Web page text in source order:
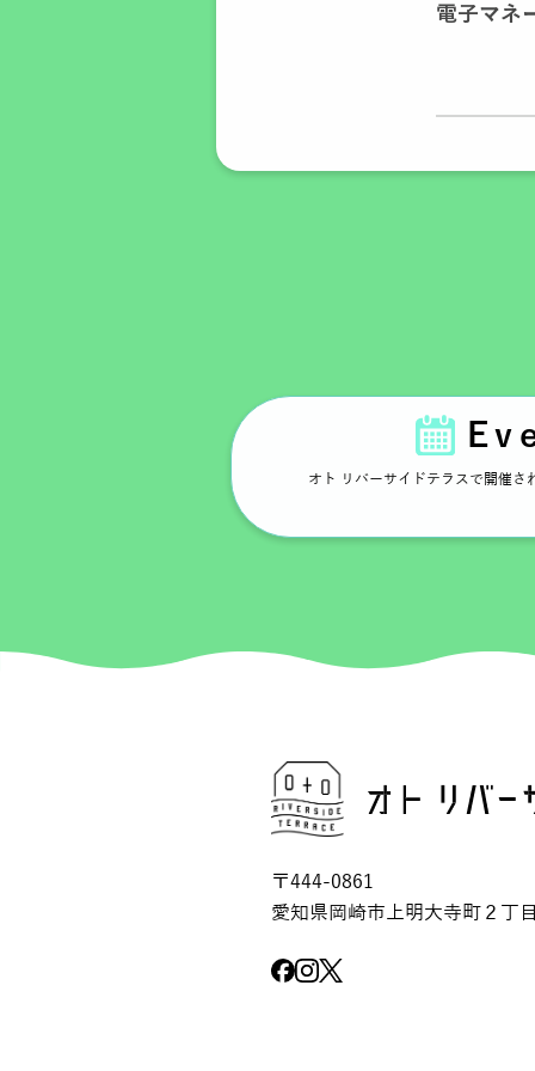
電子マネ
オト リバーサイドテラスで開催さ
〒444-0861
愛知県岡崎市上明大寺町２丁